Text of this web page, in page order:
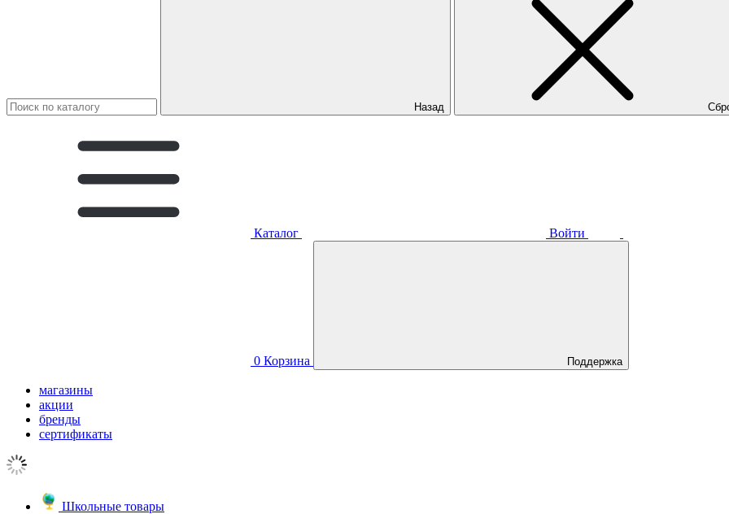
Назад
Каталог Войти
0 Корзина Поддержка
магазины
акции
бренды
сертификаты
Школьные товары